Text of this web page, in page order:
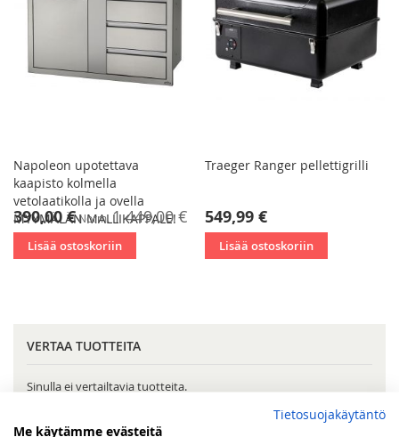
Napoleon upotettava
kaapisto kolmella
vetolaatikolla ja ovella
MYYMÄLÄN MALLIKAPPALE!
Tarjoushinta
390,00 €Norm. 1 449,00 €
Lisää ostoskoriin
Traeger Ranger pellettigrilli
549,99 €
Lisää ostoskoriin
VERTAA TUOTTEITA
Sinulla ei vertailtavia tuotteita.
Tietosuojakäytäntö
Me käytämme evästeitä